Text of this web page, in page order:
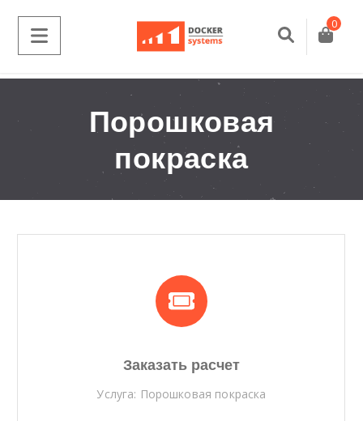
0
Порошковая
покраска
Заказать расчет
Услуга: Порошковая покраска